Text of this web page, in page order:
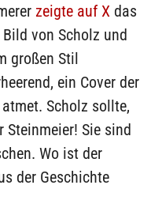
zeigte auf Xdas
von Scholz und
großen Stil
ein Cover der
Scholz sollte,
Steinmeier! Sie sind
Wo ist der
der Geschichte